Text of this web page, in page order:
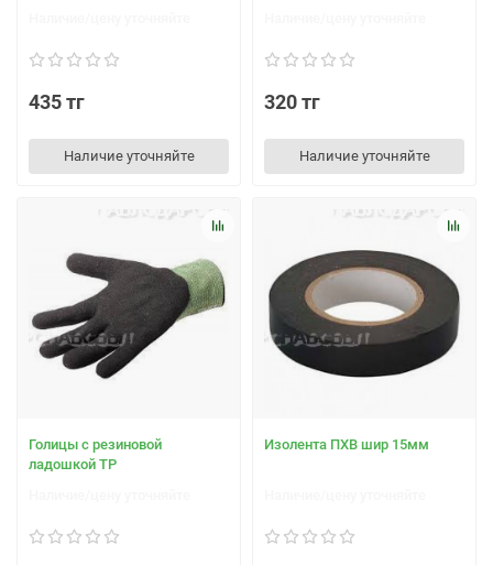
435 тг
Наличие уточняйте
320 тг
Наличие уточняйте
Голицы с резиновой
ладошкой ТР
Изолента ПХВ шир 15мм